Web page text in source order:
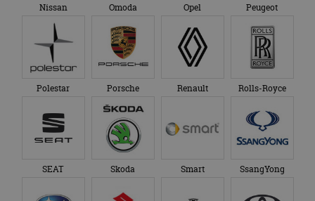
Nissan Omoda Opel Peugeot
Polestar Porsche Renault Rolls-Royce
SEAT Skoda Smart SsangYong